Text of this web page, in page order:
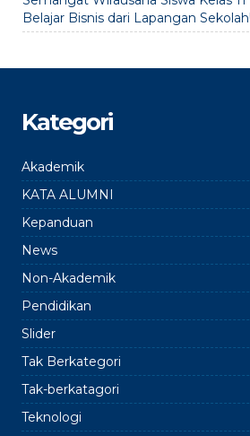
Belajar Bisnis dari Lapangan Sekolah!
Kategori
Akademik
KATA ALUMNI
Kepanduan
News
Non-Akademik
Pendidikan
Slider
Tak Berkategori
Tak-berkatagori
Teknologi